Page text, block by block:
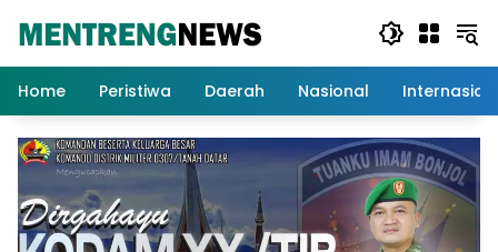
Home
Peristiwa Daerah Nasional